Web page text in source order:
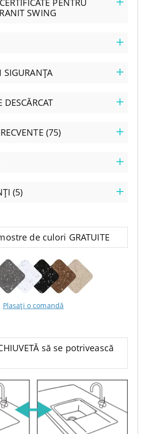
de culori GRATUITE
Plasați o comandă
să se potrivească
PENTRU
SWING
SIGURANȚA
DESCĂRCAT
(75)
(5)